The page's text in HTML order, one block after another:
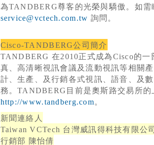
為TANDBERG尊客的光榮與驕傲。如
service@vctech.com.tw 詢問。
Cisco-TANDBERG公司簡介
TANDBERG在2010正式成為Cisco的一
真、高清晰視訊會議及流動視訊等相關
計、生產、及行銷各式視訊、語音、及
務。TANDBERG 目前是奧斯路交易所
http://www.tandberg.com。
新聞連絡人
Taiwan VCTech 台灣威訊得科技有限公司
行銷部 陳怡倩